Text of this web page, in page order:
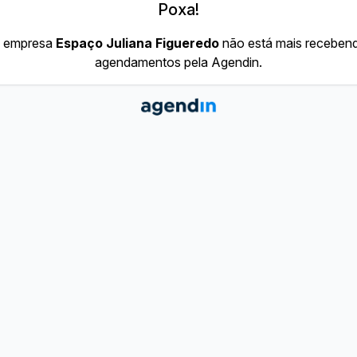
Poxa!
Espaço Juliana Figueredonão está mais
agendamentos pela Agendin.